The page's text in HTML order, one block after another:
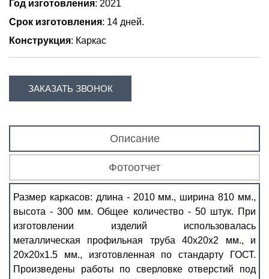
Год изготовления: 2021
Срок изготовления: 14 дней.
Конструкция: Каркас
ЗАКАЗАТЬ ЗВОНОК
Описание
Фотоотчет
Размер каркасов: длина - 2010 мм., ширина 810 мм.,
высота - 300 мм. Общее количество - 50 штук. При
изготовлении изделий использовалась
металлическая профильная труба 40х20х2 мм., и
20х20х1.5 мм., изготовленная по стандарту ГОСТ.
Произведены работы по сверловке отверстий под